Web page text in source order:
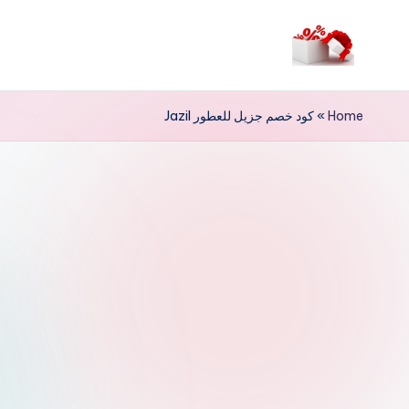
م
ر
Home
»كود خصم جزيل للعطور Jazil